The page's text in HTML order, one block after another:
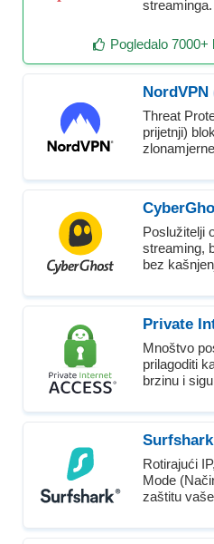
streaminga.
Pogledalo
NordVPN
Threat
prijetnji)
Poslužitelji
streaming,
bez
Private
Mnoštvo
prilagoditi
brzinu i
Surfshark
Rotirajući
Mode
zaštitu